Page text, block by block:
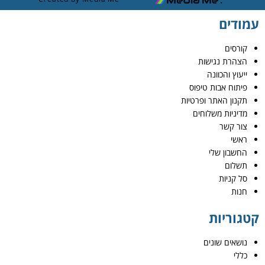
עמודים
קורסים
הצהרת נגישות
ייעוץ והכוונה
פיתוח אבות טיפוס
תקנון האתר ופרטיות
מדיניות משלוחים
צור קשר
ראשי
החשבון שלי
תשלום
סל קניות
חנות
קטגוריות
נושאים שונים
כללי